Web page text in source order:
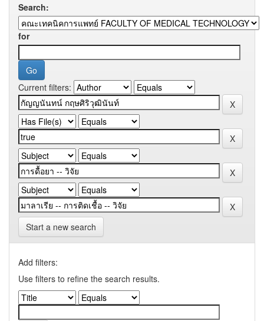
Search:
for
Current filters:
Start a new search
Add filters:
Use filters to refine the search results.